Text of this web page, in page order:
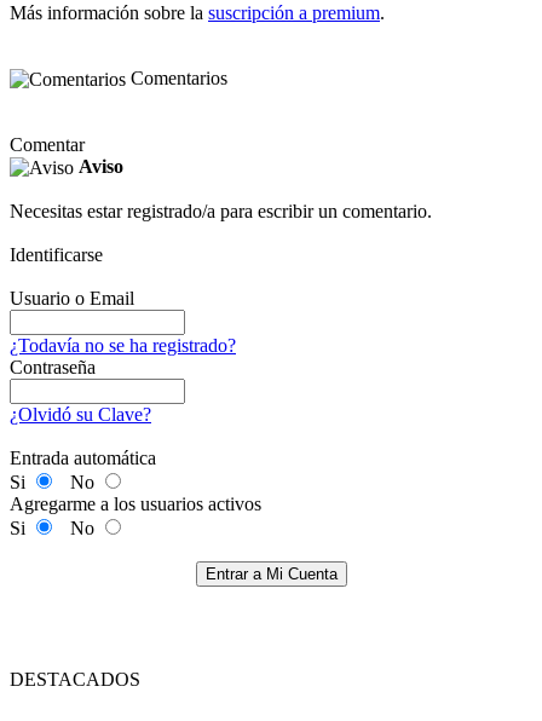
Más información sobre la suscripción a premium.
Comentarios
Comentar
Aviso
Necesitas estar registrado/a para escribir un comentario.
Identificarse
Usuario o Email
¿Todavía no se ha registrado?
Contraseña
¿Olvidó su Clave?
Entrada automática
Si
No
Agregarme a los usuarios activos
Si
No
Entrar a Mi Cuenta
DESTACADOS